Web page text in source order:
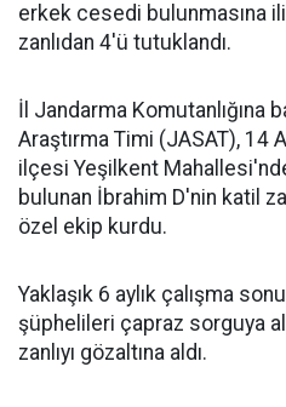
erkek cesedi bulunmasına
zanlıdan 4'ü tutuklandı.
İl Jandarma Komutanlığına
Araştırma Timi (JASAT), 14
ilçesi Yeşilkent
bulunan İbrahim D'nin katil
özel ekip kurdu.
Yaklaşık 6 aylık çalışma
şüphelileri çapraz sorguya
zanlıyı gözaltına aldı.